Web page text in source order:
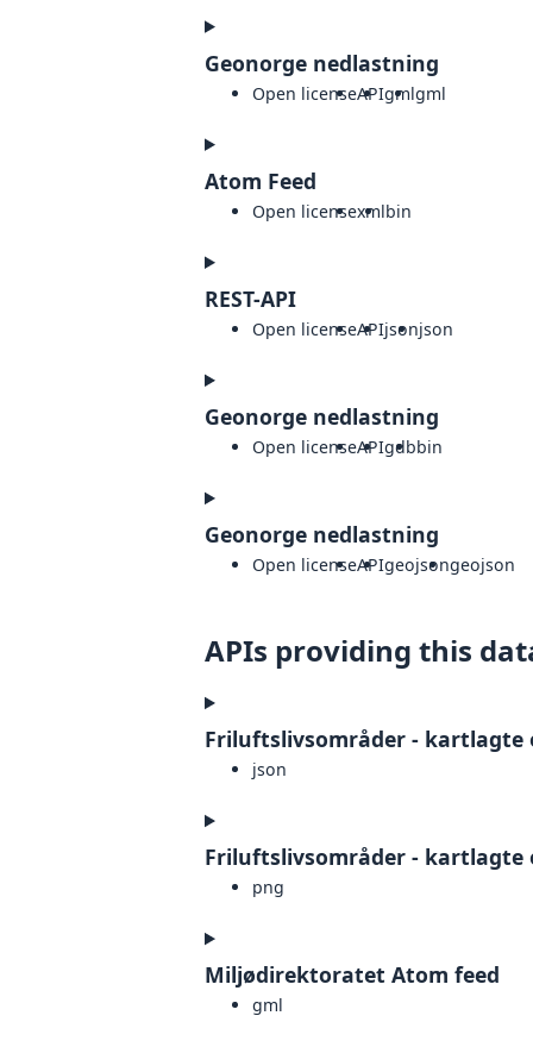
Geonorge nedlastning
Open licenseAPIgmlgml
Atom Feed
Open licensexmlbin
REST-API
Open licenseAPIjsonjson
Geonorge nedlastning
Open licenseAPIgdbbin
Geonorge nedlastning
Open licenseAPIgeojsongeojson
APIs providing this
Friluftslivsområder - kartlagte
json
Friluftslivsområder - kartlagte
png
Miljødirektoratet Atom feed
gml